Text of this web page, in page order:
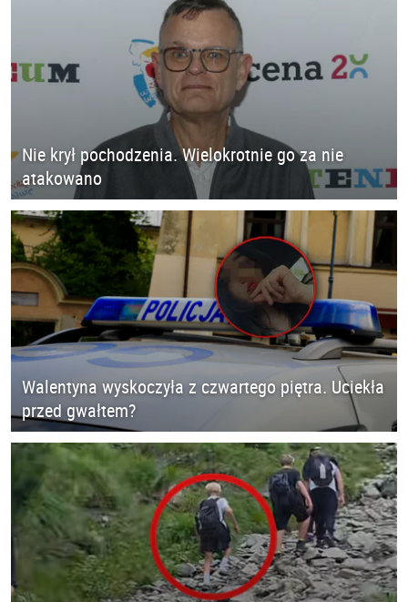
Nie krył pochodzenia. Wielokrotnie go za nie
atakowano
Walentyna wyskoczyła z czwartego piętra. Uciekła
przed gwałtem?